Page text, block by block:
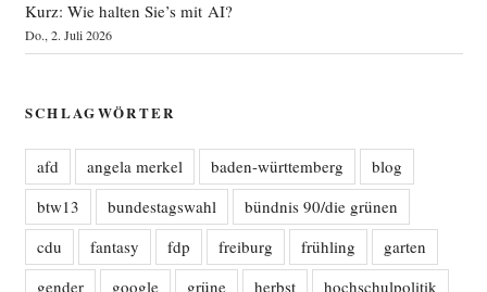
Kurz: Wie halten Sie’s mit AI?
Do., 2. Juli 2026
SCHLAGWÖRTER
afd angela merkel baden-württemberg
blog
btw13
bundestagswahl
bündnis 90/die grünen
cdu
fantasy fdp freiburg frühling
garten
gender
google grüne herbst
hochschulpolitik